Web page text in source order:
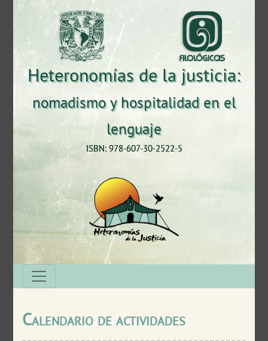
Heteronomías de la justicia:
nomadismo y hospitalidad en el
lenguaje
ISBN: 978-607-30-2522-5
Calendario de actividades